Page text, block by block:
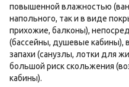
повышенной влажностью
напольного, так и в виде
прихожие, балконы),
(бассейны, душевые кабины),
запахи (санузлы, лотки для
большой риск скольжения
кабины).